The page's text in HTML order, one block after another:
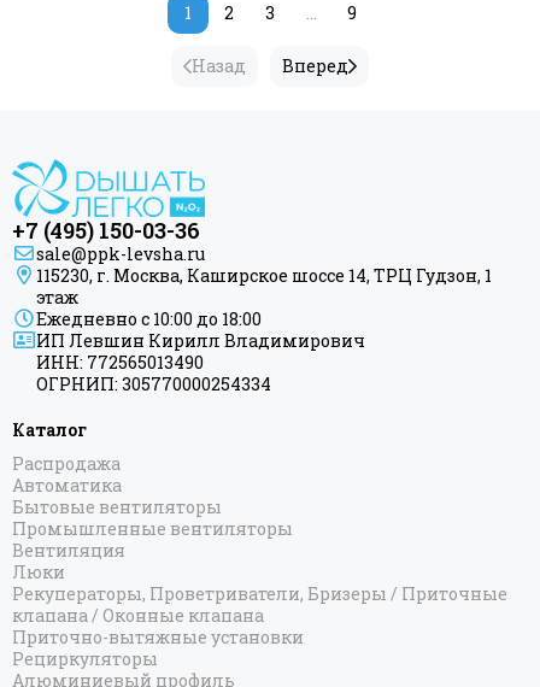
Назад
1 2 3 ... 9
Вперед
+7 (495) 150-03-36
sale@ppk-levsha.ru
115230, г. Москва, Каширское шоссе 14, ТРЦ Гудзон, 1
этаж
Ежедневно с 10:00 до 18:00
ИП Левшин Кирилл Владимирович
ИНН: 772565013490
ОГРНИП: 305770000254334
Каталог
Распродажа
Автоматика
Бытовые вентиляторы
Промышленные вентиляторы
Вентиляция
Люки
Рекуператоры, Проветриватели, Бризеры / Приточные
клапана / Оконные клапана
Приточно-вытяжные установки
Рециркуляторы
Алюминиевый профиль